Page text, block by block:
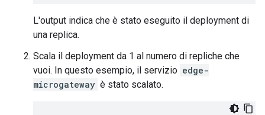
L'output indica che è stato eseguito il deployment di
una replica.
Scala il deployment da 1 al numero di repliche che
vuoi. In questo esempio, il servizio edge-
microgateway è stato scalato.